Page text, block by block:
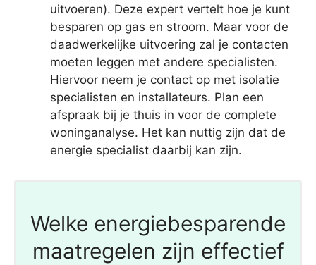
uitvoeren). Deze expert vertelt hoe je kunt
besparen op gas en stroom. Maar voor de
daadwerkelijke uitvoering zal je contacten
moeten leggen met andere specialisten.
Hiervoor neem je contact op met isolatie
specialisten en installateurs. Plan een
afspraak bij je thuis in voor de complete
woninganalyse. Het kan nuttig zijn dat de
energie specialist daarbij kan zijn.
Welke energiebesparende
maatregelen zijn effectief